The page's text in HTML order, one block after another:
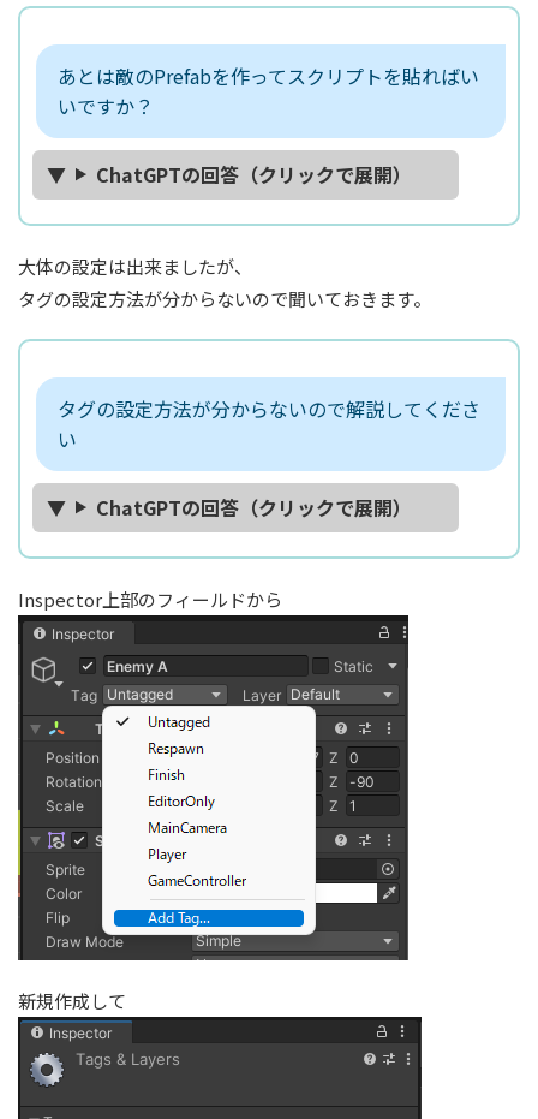
あとは敵のPrefabを作ってスクリプトを貼ればい
いですか？
ChatGPTの回答（クリックで展開）
大体の設定は出来ましたが、
タグの設定方法が分からないので聞いておきます。
タグの設定方法が分からないので解説してくださ
い
ChatGPTの回答（クリックで展開）
Inspector上部のフィールドから
新規作成して